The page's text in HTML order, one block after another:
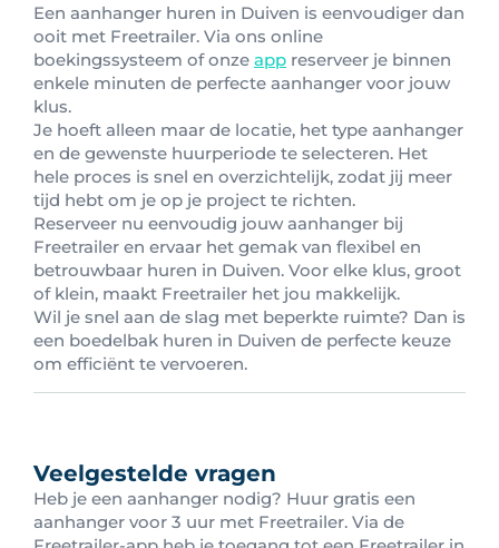
Een aanhanger huren in Duiven is eenvoudiger dan
ooit met Freetrailer. Via ons online
boekingssysteem of onze app reserveer je binnen
enkele minuten de perfecte aanhanger voor jouw
klus.
Je hoeft alleen maar de locatie, het type aanhanger
en de gewenste huurperiode te selecteren. Het
hele proces is snel en overzichtelijk, zodat jij meer
tijd hebt om je op je project te richten.
Reserveer nu eenvoudig jouw aanhanger bij
Freetrailer en ervaar het gemak van flexibel en
betrouwbaar huren in Duiven. Voor elke klus, groot
of klein, maakt Freetrailer het jou makkelijk.
Wil je snel aan de slag met beperkte ruimte? Dan is
een boedelbak huren in Duiven de perfecte keuze
om efficiënt te vervoeren.
Veelgestelde vragen
Heb je een aanhanger nodig? Huur gratis een
aanhanger voor 3 uur met Freetrailer. Via de